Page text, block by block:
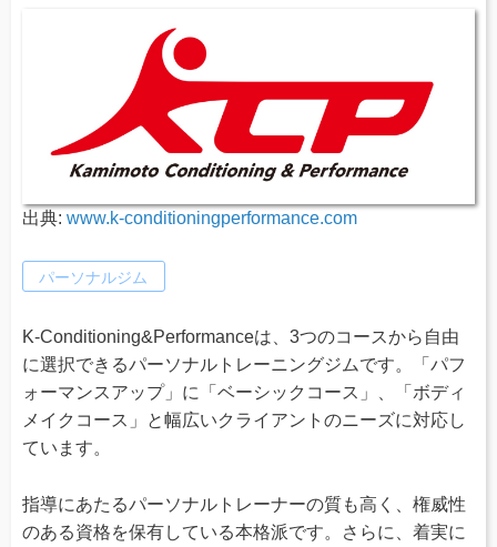
出典: www.k-conditioningperformance.com
パーソナルジム
K-Conditioning&Performanceは、3つのコースから自由
に選択できるパーソナルトレーニングジムです。「パフ
ォーマンスアップ」に「ベーシックコース」、「ボディ
メイクコース」と幅広いクライアントのニーズに対応し
ています。
指導にあたるパーソナルトレーナーの質も高く、権威性
のある資格を保有している本格派です。さらに、着実に